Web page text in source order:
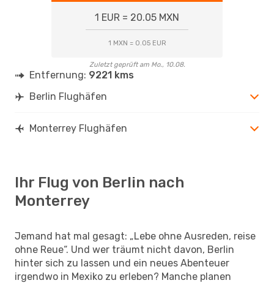
1 EUR = 20.05 MXN
1 MXN = 0.05 EUR
Zuletzt geprüft am Mo., 10.08.
Entfernung: 9221 kms
Berlin Flughäfen
Monterrey Flughäfen
Ihr Flug von Berlin nach
Monterrey
Jemand hat mal gesagt: „Lebe ohne Ausreden, reise
ohne Reue“. Und wer träumt nicht davon, Berlin
hinter sich zu lassen und ein neues Abenteuer
irgendwo in Mexiko zu erleben? Manche planen